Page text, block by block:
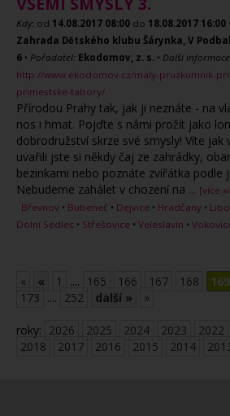
Kdy: od 14.08.2017 08:00 do 18.08.2017 16:00 •
Zahrada Dětského klubu Šárynka, V
6 • Pořadatel: Ekodomov, z. s. • Další
http://www.ekodomov.cz/maly-pruzkumnik-
primestske-tabory/
Přírodou Prahy tak, jak ji neznáte - na
nos i hmat. Pojďte s námi prožít jako
dobrodružství skrze své smysly! Víte jak
uvařili jste si někdy čaj ze zahrádky,
bezinkami nebo poznáte zvířátka podle
Nebudeme zahálet v chození na ... [více
Břevnov • Bubeneč • Dejvice • Hradčany •
Dolní Sedlec • Střešovice • Veleslavín •
« « 1 .... 165 166 167 168 169
173 .... 252 další » »
roky: 2026 2025 2024 2023 2022
2018
2017 2016 2015 2014